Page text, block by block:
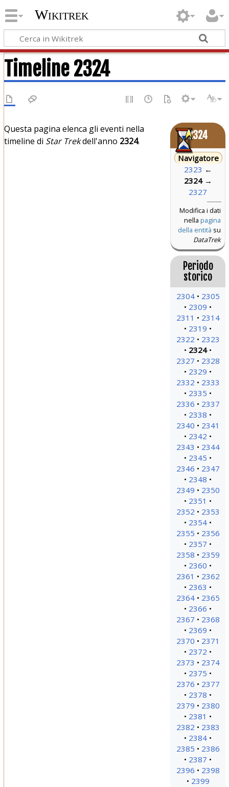
Wikitrek
Timeline 2324
2324
Navigatore
2323 ←
2324→
2327
Modifica i dati
nella pagina
della entità su
DataTrek
Periodo
storico
2304
2305
2309
2311
2314
2319
2322
2323
2324
2327
2328
2329
2332
2333
2335
2336
2337
2338
2340
2341
2342
2343
2344
2345
2346
2347
2348
2349
2350
2351
2352
2353
2354
2355
2356
2357
2358
2359
2360
2361
2362
2363
2364
2365
2366
2367
2368
2369
2370
2371
2372
2373
2374
2375
2376
2377
2378
2379
2380
2381
2382
2383
2384
2385
2386
2387
2396
2398
2399
Questa pagina elenca gli eventi nella
timeline di Star Trekdell'anno 2324.